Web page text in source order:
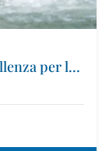
Ursus Adventures: il centro d'eccellenza per le attività outdoor premium in Trentino